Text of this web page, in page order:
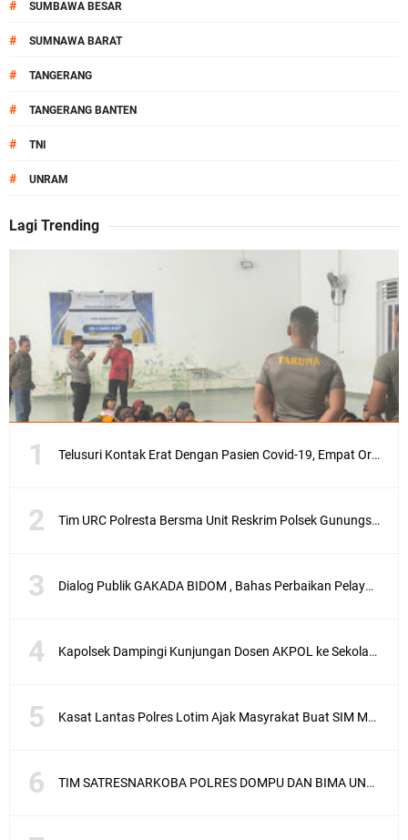
# SUMBAWA BESAR
# SUMNAWA BARAT
# TANGERANG
# TANGERANG BANTEN
# TNI
# UNRAM
Lagi Trending
Telusuri Kontak Erat Dengan Pasien Covid-19, Empat Orang di Desa Kedaro Sekotong Dirapid
Tim URC Polresta Bersma Unit Reskrim Polsek Gunungsari Tangkap Pelaku Curanmor
Dialog Publik GAKADA BIDOM , Bahas Perbaikan Pelayanan Medis di NTB
Kapolsek Dampingi Kunjungan Dosen AKPOL ke Sekolah Rakyat Gunungsari
Kasat Lantas Polres Lotim Ajak Masyrakat Buat SIM Melalui SATPAS Bukan Calo
TIM SATRESNARKOBA POLRES DOMPU DAN BIMA UNGKAP KASUS NARKOBA VIA JASA PENGIRIMAN BARANG JNE